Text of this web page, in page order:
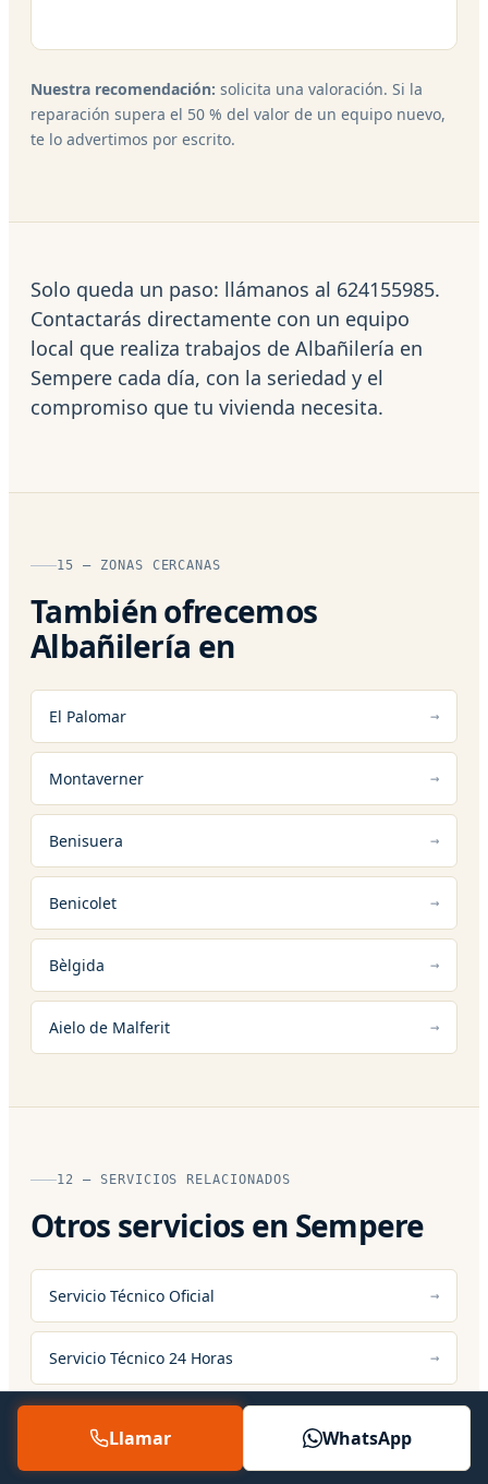
Nuestra recomendación: solicita una valoración. Si la
reparación supera el 50 % del valor de un equipo nuevo,
te lo advertimos por escrito.
Solo queda un paso: llámanos al 624155985.
Contactarás directamente con un equipo
local que realiza trabajos de Albañilería en
Sempere cada día, con la seriedad y el
compromiso que tu vivienda necesita.
15 — ZONAS CERCANAS
También ofrecemos
Albañilería en
El Palomar
Montaverner
Benisuera
Benicolet
Bèlgida
Aielo de Malferit
12 — SERVICIOS RELACIONADOS
Otros servicios en Sempere
Servicio Técnico Oficial
Servicio Técnico 24 Horas
Llamar WhatsApp